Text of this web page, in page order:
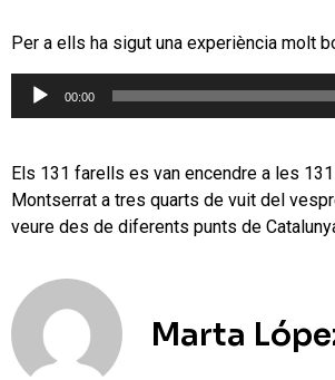
Per a ells ha sigut una experiència molt
Reproductor
00:00
Els 131 farells es van encendre a les
Montserrat a tres quarts de vuit del
veure des de diferents punts de
Marta